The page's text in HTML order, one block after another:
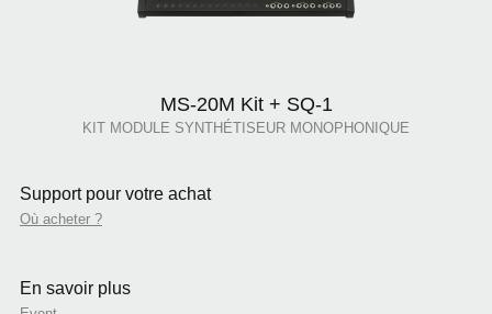
MS-20M Kit + SQ-1
KIT MODULE SYNTHÉTISEUR MONOPHONIQUE
Support pour votre achat
Où acheter ?
En savoir plus